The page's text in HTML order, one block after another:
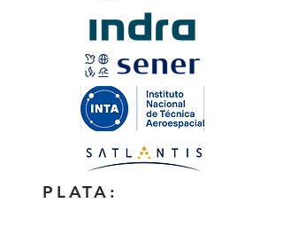
PLATA: